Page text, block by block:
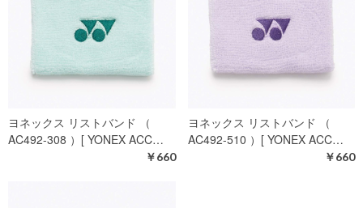
ヨネックス リストバンド （
AC492-308 ）[ YONEX ACC…
￥660
ヨネックス リストバンド （
AC492-510 ）[ YONEX ACC…
￥660